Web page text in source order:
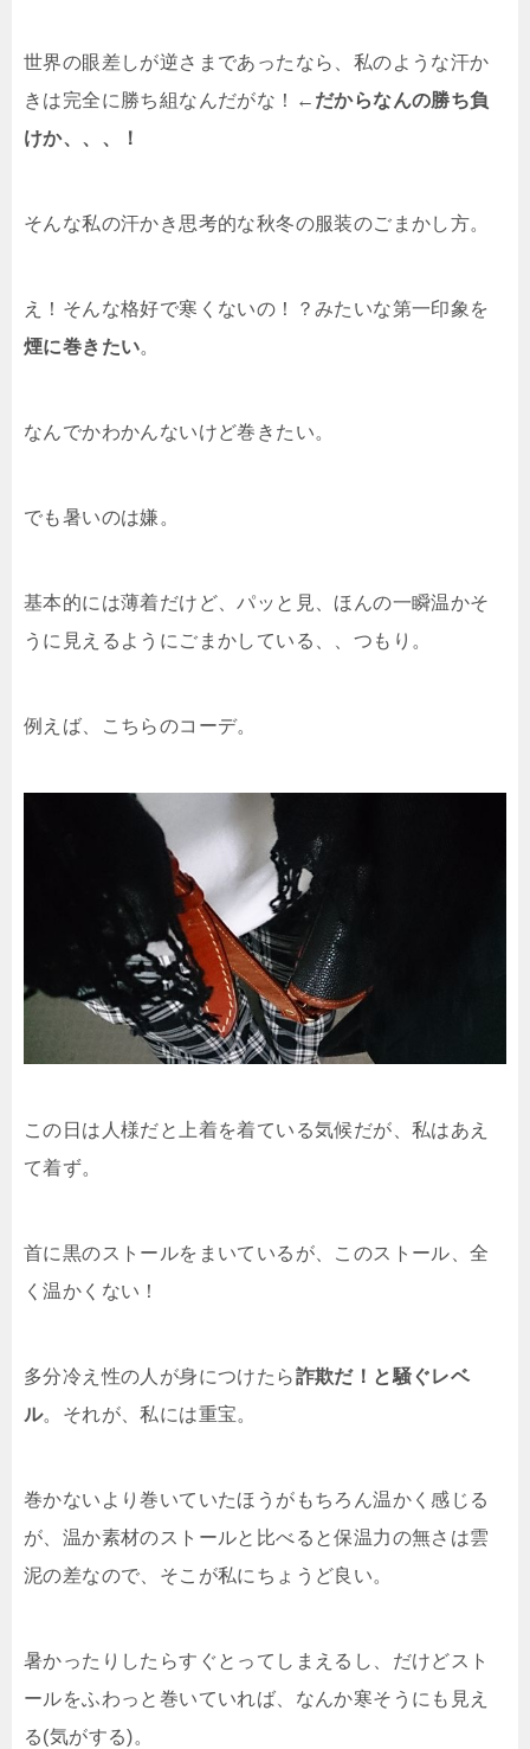
世界の眼差しが逆さまであったなら、私のような汗か
きは完全に勝ち組なんだがな！← だからなんの勝ち負
けか、、、！
そんな私の汗かき思考的な秋冬の服装のごまかし方。
え！そんな格好で寒くないの！？みたいな第一印象を
煙に巻きたい。
なんでかわかんないけど巻きたい。
でも暑いのは嫌。
基本的には薄着だけど、パッと見、ほんの一瞬温かそ
うに見えるようにごまかしている、、つもり。
例えば、こちらのコーデ。
この日は人様だと上着を着ている気候だが、私はあえ
て着ず。
首に黒のストールをまいているが、このストール、全
く温かくない！
多分冷え性の人が身につけたら詐欺だ！と騒ぐレベ
ル。それが、私には重宝。
巻かないより巻いていたほうがもちろん温かく感じる
が、温か素材のストールと比べると保温力の無さは雲
泥の差なので、そこが私にちょうど良い。
暑かったりしたらすぐとってしまえるし、だけどスト
ールをふわっと巻いていれば、なんか寒そうにも見え
る(気がする)。